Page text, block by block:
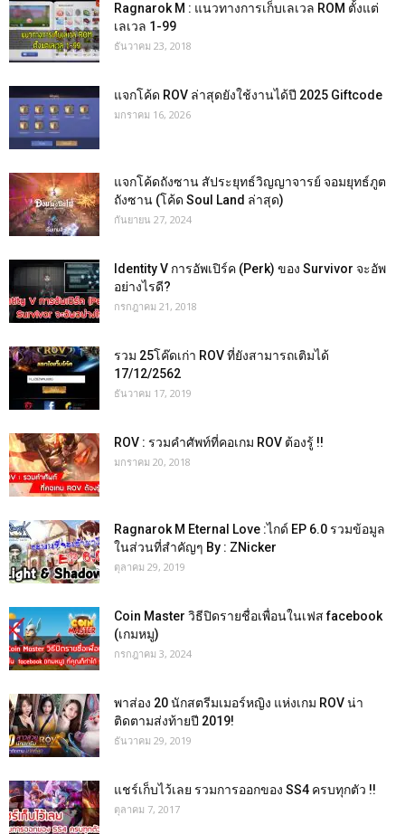
Ragnarok M : แนวทางการเก็บเลเวล ROM ตั้งแต่
เลเวล 1-99
ธันวาคม 23, 2018
แจกโค้ด ROV ล่าสุดยังใช้งานได้ปี 2025 Giftcode
มกราคม 16, 2026
แจกโค้ดถังซาน สัประยุทธ์วิญญาจารย์ จอมยุทธ์ภูต
ถังซาน (โค้ด Soul Land ล่าสุด)
กันยายน 27, 2024
Identity V การอัพเปิร์ค (Perk) ของ Survivor จะอัพ
อย่างไรดี?
กรกฎาคม 21, 2018
รวม 25โค๊ดเก่า ROV ที่ยังสามารถเติมได้
17/12/2562
ธันวาคม 17, 2019
ROV : รวมคำศัพท์ที่คอเกม ROV ต้องรู้ !!
มกราคม 20, 2018
Ragnarok M Eternal Love :ไกด์ EP 6.0 รวมข้อมูล
ในส่วนที่สำคัญๆ By : ZNicker
ตุลาคม 29, 2019
Coin Master วิธีปิดรายชื่อเพื่อนในเฟส facebook
(เกมหมู)
กรกฎาคม 3, 2024
พาส่อง 20 นักสตรีมเมอร์หญิง แห่งเกม ROV น่า
ติดตามส่งท้ายปี 2019!
ธันวาคม 29, 2019
แชร์เก็บไว้เลย รวมการออกของ SS4 ครบทุกตัว !!
ตุลาคม 7, 2017